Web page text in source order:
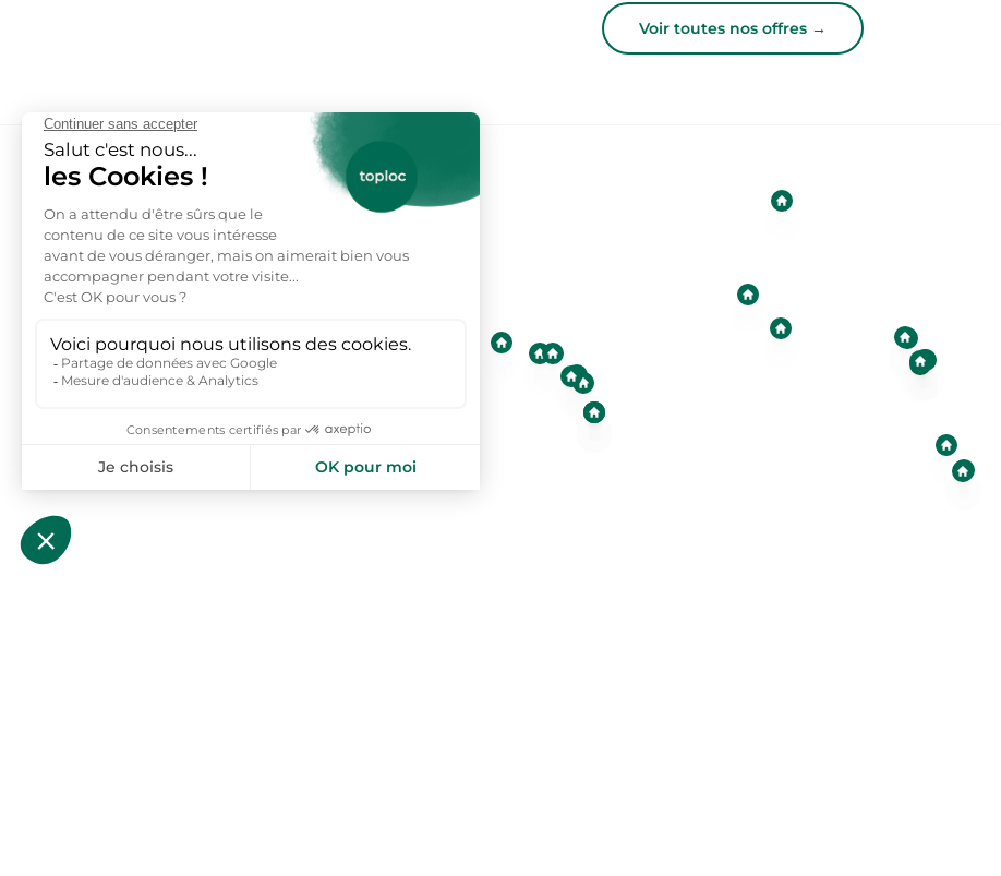
Voir toutes nos offres →